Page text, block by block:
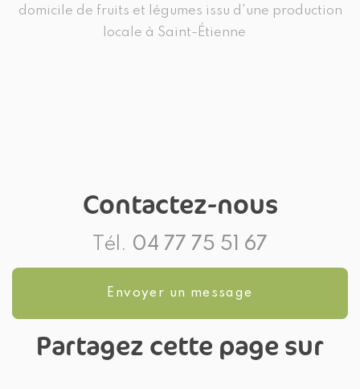
domicile de fruits et légumes issu d'une production
locale à Saint-Étienne
Contactez-nous
Tél. 04 77 75 51 67
Envoyer un message
Partagez cette page sur